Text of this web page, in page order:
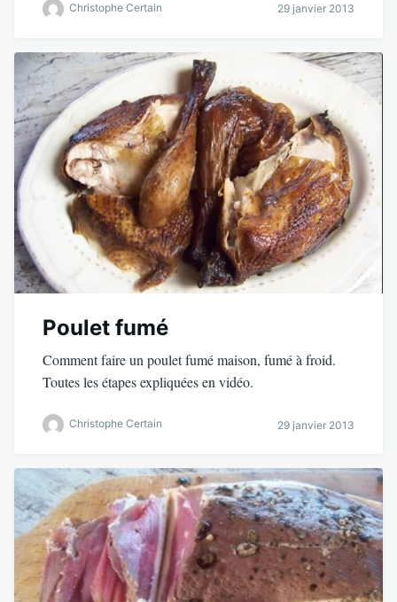
Christophe Certain 29 janvier 2013
Poulet fumé
Comment faire un poulet fumé maison, fumé à froid.
Toutes les étapes expliquées en vidéo.
Christophe Certain 29 janvier 2013